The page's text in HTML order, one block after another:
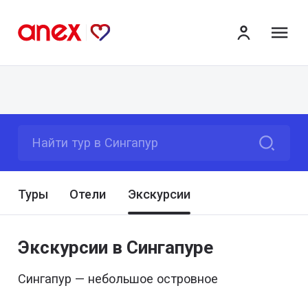
Найти тур в Сингапур
Туры Отели Экскурсии
Экскурсии в Сингапуре
Сингапур — небольшое островное